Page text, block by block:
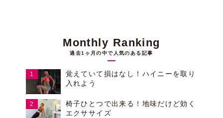
Monthly Ranking
過去1ヶ月の中で人気のある記事
覚えていて損はなし！ハイニーを取り
入れよう
椅子ひとつで出来る！地味だけど効く
エクササイズ